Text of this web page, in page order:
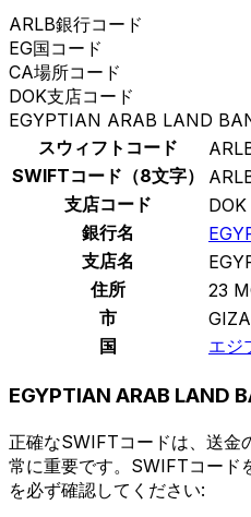
ARLB銀行コード
EG国コード
CA場所コード
DOK支店コード
EGYPTIAN ARAB LAND
スウィフトコード
SWIFTコード（8文字）
支店コード
DOK
銀行名
支店名
住所
23
市
GIZA
国
エジ
EGYPTIAN ARAB LAND
正確なSWIFTコードは、送金
常に重要です。SWIFTコード
を必ず確認してください: